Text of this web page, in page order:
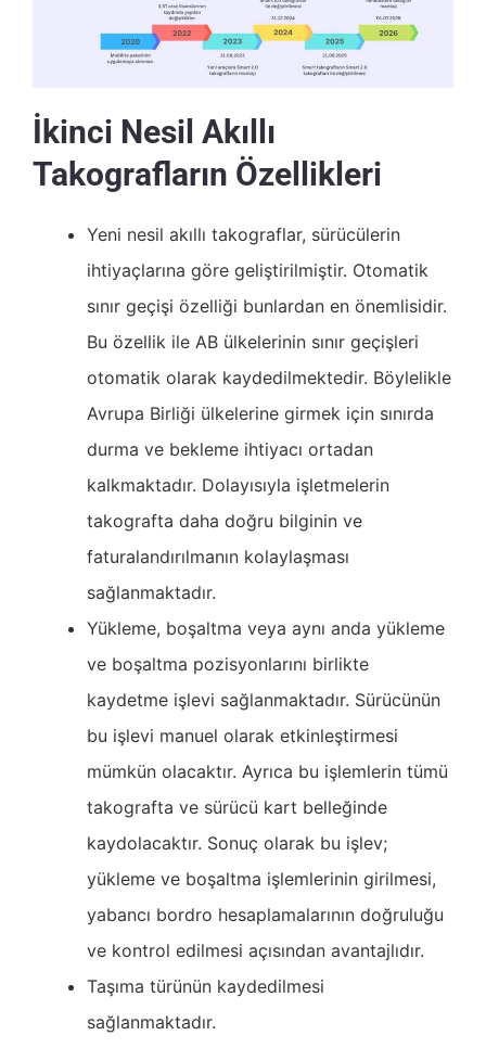
İkinci Nesil Akıllı
Takografların Özellikleri
Yeni nesil akıllı takograflar, sürücülerin
ihtiyaçlarına göre geliştirilmiştir. Otomatik
sınır geçişi özelliği bunlardan en önemlisidir.
Bu özellik ile AB ülkelerinin sınır geçişleri
otomatik olarak kaydedilmektedir. Böylelikle
Avrupa Birliği ülkelerine girmek için sınırda
durma ve bekleme ihtiyacı ortadan
kalkmaktadır. Dolayısıyla işletmelerin
takografta daha doğru bilginin ve
faturalandırılmanın kolaylaşması
sağlanmaktadır.
Yükleme, boşaltma veya aynı anda yükleme
ve boşaltma pozisyonlarını birlikte
kaydetme işlevi sağlanmaktadır. Sürücünün
bu işlevi manuel olarak etkinleştirmesi
mümkün olacaktır. Ayrıca bu işlemlerin tümü
takografta ve sürücü kart belleğinde
kaydolacaktır. Sonuç olarak bu işlev;
yükleme ve boşaltma işlemlerinin girilmesi,
yabancı bordro hesaplamalarının doğruluğu
ve kontrol edilmesi açısından avantajlıdır.
Taşıma türünün kaydedilmesi
sağlanmaktadır.